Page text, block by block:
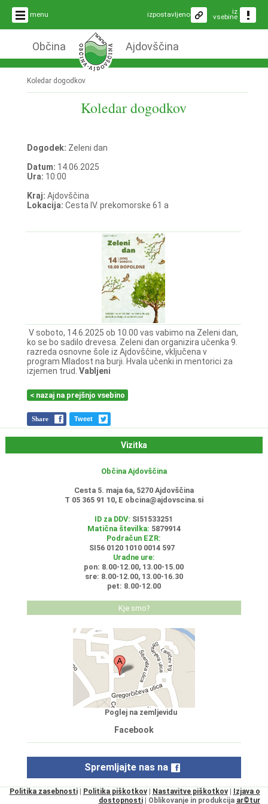
menu iz
vsebine
izpostavljeno
Občina Ajdovščina
Koledar dogodkov
Koledar dogodkov
Dogodek: Zeleni dan
Datum: 14.06.2025
Ura: 10:00
Kraj: Ajdovščina
Lokacija: Cesta IV. prekomorske 61 a
V soboto, 14.6.2025 ob 10.00 vas vabimo na Zeleni dan,
ko se bo sadilo drevesa. Zeleni dan organizira učenka 9.
razreda osnovne šole iz Ajdovščine, vključena v
program Mladost na burji. Hvala učenki in mentorici za
izjemen trud. Vabljeni
< nazaj na prejšnjo vsebino
Share Tweet
Vizitka
Občina Ajdovščina
Cesta 5. maja 6a, 5270 Ajdovščina
T 05 365 91 10, E obcina@ajdovscina.si
ID za DDV: SI51533251
Matična številka: 5879914
Podračun EZR:
SI56 0120 1010 0014 597
Uradne ure:
pon: 8.00-12.00, 13.00-15.00
sre: 8.00-12.00, 13.00-16.30
pet: 8.00-12.00
Kje smo?
Poglej na zemljevidu
Facebook
Spremljajte nas na
Politika zasebnosti| Politika piškotkov| Nastavitve piškotkov|
Izjava o
dostopnosti| Oblikovanje in produkcija ar©tur